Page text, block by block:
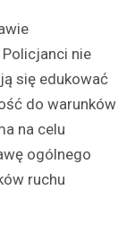
nie
się edukować
do warunków
na celu
ogólnego
ruchu